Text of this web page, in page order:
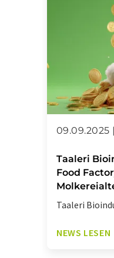
09.09.2025
Taaleri
Food
Taaleri
NEWS LESEN